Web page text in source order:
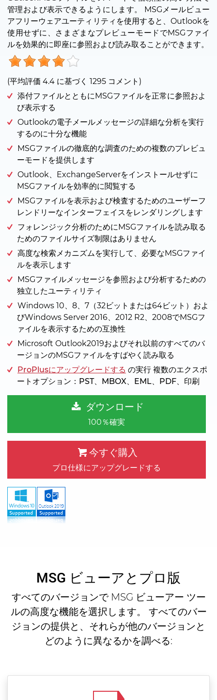
管理および表示できるようにします。 MSGメールビュー
アフリーウェアユーティリティを使用すると、Outlookを
使用せずに、さまざまなプレビューモードでMSGファイ
ルを効果的に即座に参照および読み取ることができます。
(平均評価 4.4 に基づく 1295 コメント)
添付ファイルとともにMSGファイルを正常に参照およ
び表示する
Outlookの電子メールメッセージの詳細な分析を実行
するのに十分な機能
MSGファイルの徹底的な調査のための複数のプレビュ
ーモードを提供します
Outlook、ExchangeServerをインストールせずに
MSGファイルを効率的に閲覧する
MSGファイルを表示および検査するためのユーザーフ
レンドリーなインターフェイスをレンダリングします
フォレンジック分析のためにMSGファイルを読み取る
ためのファイルサイズ制限はありません
高度な検索メカニズムを実行して、必要なMSGファイ
ルを表示します
MSGファイルメッセージを参照および分析するための
独立したユーティリティ
Windows 10、8、7（32ビットまたは64ビット）およ
びWindows Server 2016、2012 R2、2008でMSGフ
ァイルを表示するための互換性
Microsoft Outlook2019およびそれ以前のすべてのバ
ージョンのMSGファイルをすばやく読み取る
ProPlusにアップグレードする の実行 複数のエクスポ
ートオプション：PST、MBOX、EML、PDF、印刷
ダウンロード
100％確実
今すぐ購入
プロ仕様にアップグレードする
MSG ビューアとプロ版
すべてのバージョンで MSG ビューアー ツー
ルの高度な機能を選択します。 すべてのバー
ジョンの提供と、それらが他のバージョンと
どのように異なるかを調べる: